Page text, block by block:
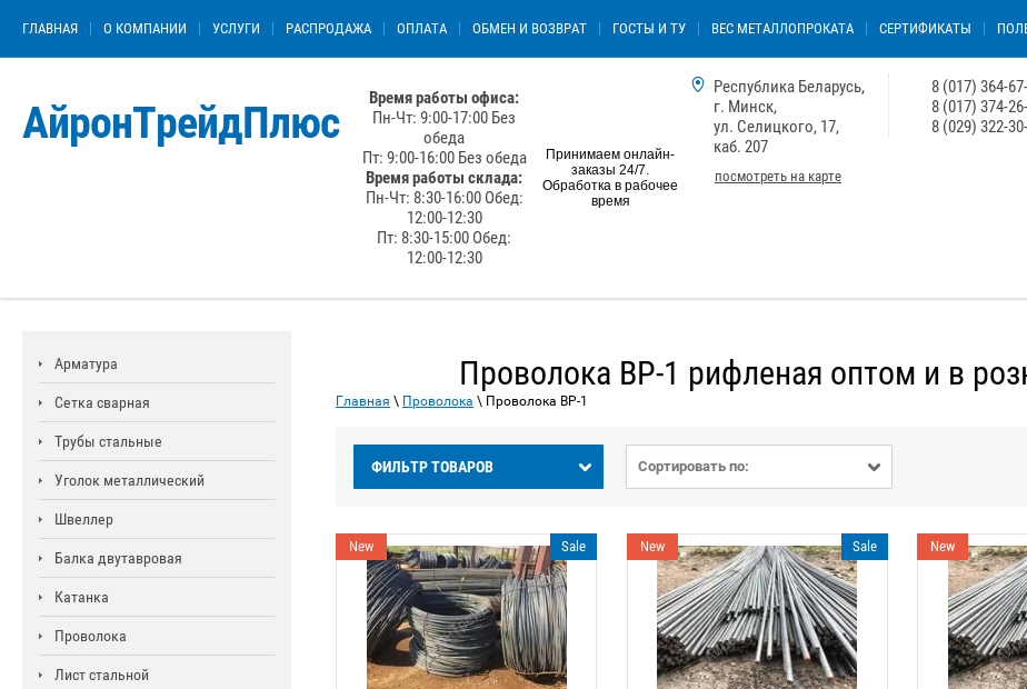
ГЛАВНАЯ О КОМПАНИИ УСЛУГИ РАСПРОДАЖА ОПЛАТА ОБМЕН И ВОЗВРАТ ГОСТЫ И ТУ ВЕС МЕТАЛЛОПРОКАТА СЕРТИФИКАТЫ
АйронТрейдПлюс
Время работы офиса:
Пн-Чт: 9:00-17:00 Без
обеда
Пт: 9:00-16:00 Без обеда
Время работы склада:
Пн-Чт: 8:30-16:00 Обед:
12:00-12:30
Пт: 8:30-15:00 Обед:
12:00-12:30
Принимаем онлайн-
заказы 24/7.
Обработка в рабочее
время
Республика Беларусь,
г. Минск,
ул. Селицкого, 17,
каб. 207
посмотреть на карте
8 (017) 364-
8 (017) 374-
8 (029) 322-
Арматура
Сетка сварная
Трубы стальные
Уголок металлический
Швеллер
Балка двутавровая
Катанка
Проволока
Лист стальной
Проволока ВР-1 рифленая оптом и в
Главная \ Проволока \ Проволока ВР-1
ФИЛЬТР ТОВАРОВ Сортировать по:
New Sale New Sale New